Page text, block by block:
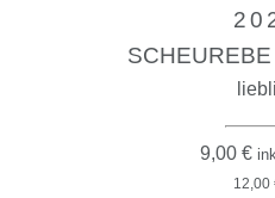
SCHEUREBE
9,00 €
12,00